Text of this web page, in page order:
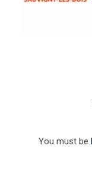
You must be